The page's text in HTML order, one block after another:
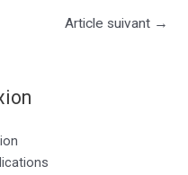
Article suivant →